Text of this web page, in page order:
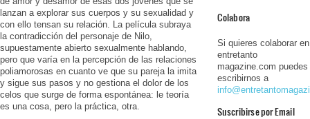
lanzan a explorar sus cuerpos y su sexualidad y
con ello tensan su relación. La película subraya
la contradicción del personaje de Nilo,
supuestamente abierto sexualmente hablando,
pero que varía en la percepción de las relaciones
poliamorosas en cuanto ve que su pareja la imita
y sigue sus pasos y no gestiona el dolor de los
celos que surge de forma espontánea: le teoría
es una cosa, pero la práctica, otra.
Colabora
Si quieres colaborar en
entretanto
magazine.com puedes
escribirnos a
Suscribirse por Email